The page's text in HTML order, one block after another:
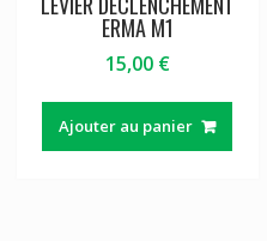
ERMA M1
15,00 €
Ajouter au panier